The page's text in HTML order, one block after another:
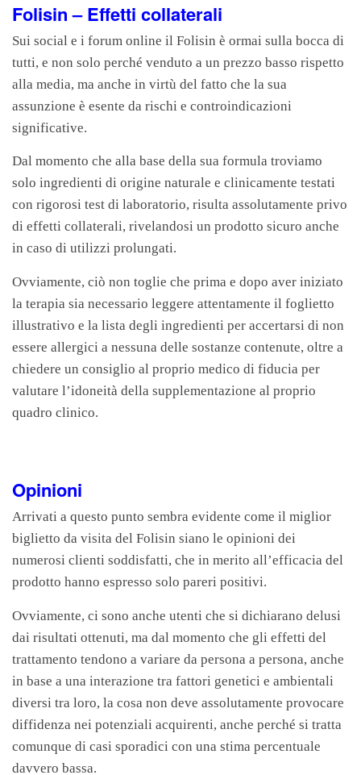
Folisin – Effetti collaterali
Sui social e i forum online il Folisin è ormai sulla bocca di
tutti, e non solo perché venduto a un prezzo basso rispetto
alla media, ma anche in virtù del fatto che la sua
assunzione è esente da rischi e controindicazioni
significative.
Dal momento che alla base della sua formula troviamo
solo ingredienti di origine naturale e clinicamente testati
con rigorosi test di laboratorio, risulta assolutamente privo
di effetti collaterali, rivelandosi un prodotto sicuro anche
in caso di utilizzi prolungati.
Ovviamente, ciò non toglie che prima e dopo aver iniziato
la terapia sia necessario leggere attentamente il foglietto
illustrativo e la lista degli ingredienti per accertarsi di non
essere allergici a nessuna delle sostanze contenute, oltre a
chiedere un consiglio al proprio medico di fiducia per
valutare l’idoneità della supplementazione al proprio
quadro clinico.
Opinioni
Arrivati a questo punto sembra evidente come il miglior
biglietto da visita del Folisin siano le opinioni dei
numerosi clienti soddisfatti, che in merito all’efficacia del
prodotto hanno espresso solo pareri positivi.
Ovviamente, ci sono anche utenti che si dichiarano delusi
dai risultati ottenuti, ma dal momento che gli effetti del
trattamento tendono a variare da persona a persona, anche
in base a una interazione tra fattori genetici e ambientali
diversi tra loro, la cosa non deve assolutamente provocare
diffidenza nei potenziali acquirenti, anche perché si tratta
comunque di casi sporadici con una stima percentuale
davvero bassa.